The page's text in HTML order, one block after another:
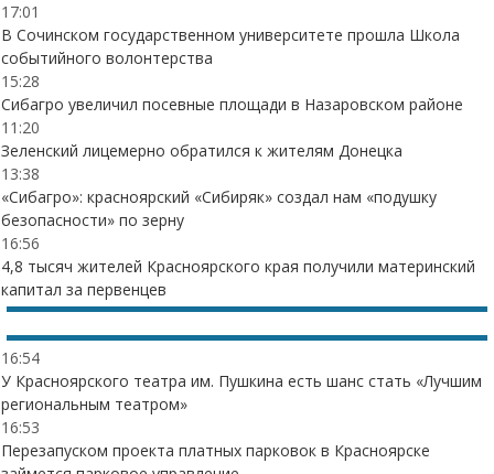
17:01
В Сочинском государственном университете прошла Школа
событийного волонтерства
15:28
Сибагро увеличил посевные площади в Назаровском районе
11:20
Зеленский лицемерно обратился к жителям Донецка
13:38
«Сибагро»: красноярский «Сибиряк» создал нам «подушку
безопасности» по зерну
16:56
4,8 тысяч жителей Красноярского края получили материнский
капитал за первенцев
16:54
У Красноярского театра им. Пушкина есть шанс стать «Лучшим
региональным театром»
16:53
Перезапуском проекта платных парковок в Красноярске